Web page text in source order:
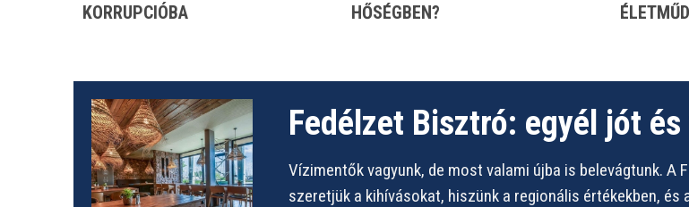
KORRUPCIÓBA
HŐSÉGBEN?
Fedélzet Bisztró: egyél jót
Vízimentők vagyunk, de most valami újba is belevágtunk.
szeretjük a kihívásokat, hiszünk a regionális értékekben, és